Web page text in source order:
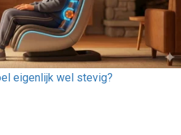
eigenlijk wel stevig?